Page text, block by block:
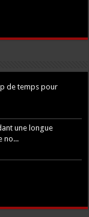
de temps pour
une longue
no...